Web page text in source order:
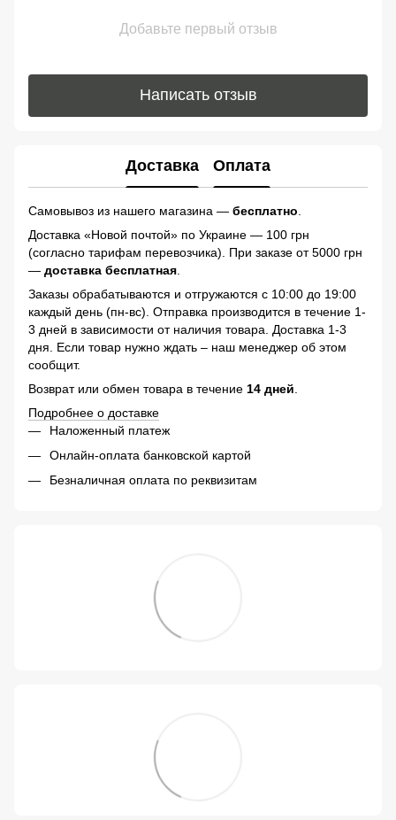
Добавьте первый отзыв
Написать отзыв
Доставка Оплата
Самовывоз из нашего магазина — бесплатно
Доставка «Новой почтой» по Украине — 100 грн
(согласно тарифам перевозчика). При заказе от 5000 грн
— доставка бесплатная
Заказы обрабатываются и отгружаются с 10:00 до 19:00
каждый день (пн-вс). Отправка производится в течение 1-
3 дней в зависимости от наличия товара. Доставка 1-3
дня. Если товар нужно ждать – наш менеджер об этом
сообщит.
Возврат или обмен товара в течение 14 дней
Подробнее о доставке
Наложенный платеж
Онлайн-оплата банковской картой
Безналичная оплата по реквизитам